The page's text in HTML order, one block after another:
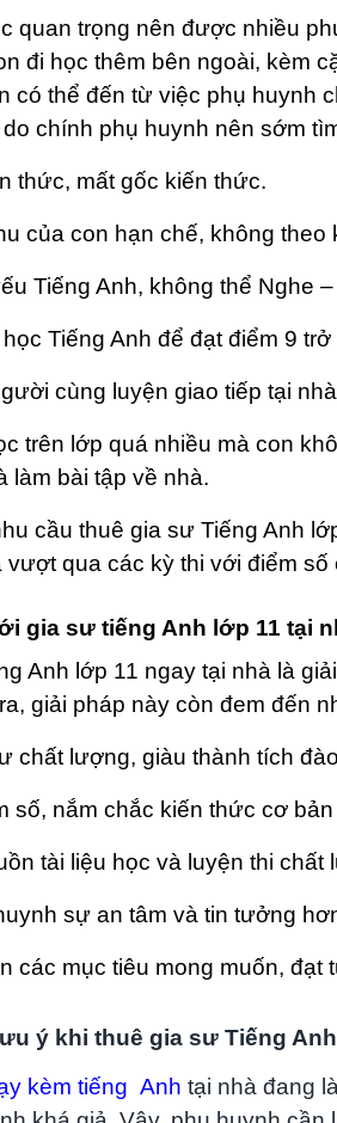
quan trọng nên được nhiều
đi học thêm bên ngoài, kèm
có thể đến từ việc phụ huynh
chính phụ huynh nên sớm
thức, mất gốc kiến thức.
của con hạn chế, không theo
Tiếng Anh, không thể Nghe
Tiếng Anh để đạt điểm 9
cùng luyện giao tiếp tại
trên lớp quá nhiều mà con
làm bài tập về nhà.
cầu thuê gia sư Tiếng Anh
qua các kỳ thi với điểm số
gia sư tiếng Anh lớp 11 tại
Anh lớp 11 ngay tại nhà là
giải pháp này còn đem đến
chất lượng, giàu thành tích
số, nắm chắc kiến thức cơ
tài liệu học và luyện thi chất
sự an tâm và tin tưởng
các mục tiêu mong muốn, đạt
ý khi thuê gia sư Tiếng
kèm tiếng Anh tại nhà đang